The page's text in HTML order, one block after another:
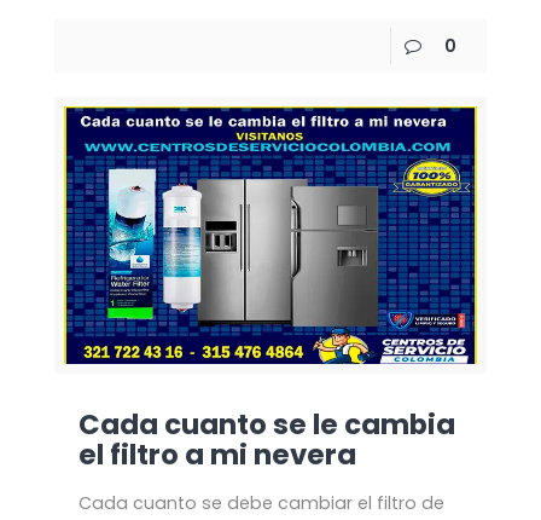
0
Cada cuanto se le cambia
el filtro a mi nevera
Cada cuanto se debe cambiar el filtro de